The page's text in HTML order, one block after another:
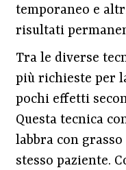
temporaneo e
risultati
Tra le diverse
più richieste per
pochi effetti
Questa tecnica
labbra con
stesso paziente.